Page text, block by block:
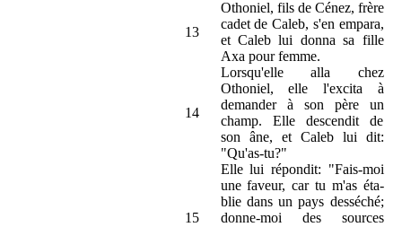
13
Othoniel, fils de Cénez, frère
cadet de Caleb, s'en empara,
et Caleb lui donna sa fille
Axa pour femme.
14
Lorsqu'elle alla chez
Othoniel, elle l'excita à
demander à son père un
champ. Elle descendit de
son âne, et Caleb lui dit:
"Qu'as-tu?"
15
Elle lui répondit: "Fais-moi
une faveur, car tu m'as éta-
blie dans un pays desséché;
donne-moi des sources